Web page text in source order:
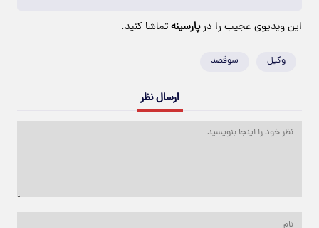
این ویدیوی عجیب را درپارسینهتماشا کنید.
وکیل سوقصد
ارسال نظر